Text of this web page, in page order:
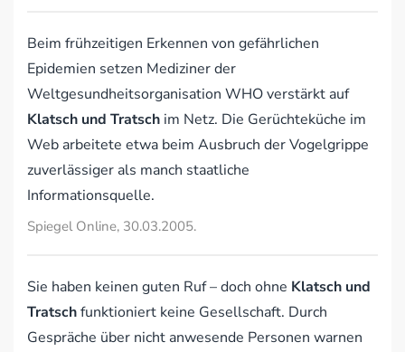
Beim frühzeitigen Erkennen von gefährlichen
Epidemien setzen Mediziner der
Weltgesundheitsorganisation WHO verstärkt auf
Klatsch und Tratsch im Netz. Die Gerüchteküche im
Web arbeitete etwa beim Ausbruch der Vogelgrippe
zuverlässiger als manch staatliche
Informationsquelle.
Spiegel Online, 30.03.2005.
Sie haben keinen guten Ruf – doch ohne Klatsch und
Tratschfunktioniert keine Gesellschaft. Durch
Gespräche über nicht anwesende Personen warnen